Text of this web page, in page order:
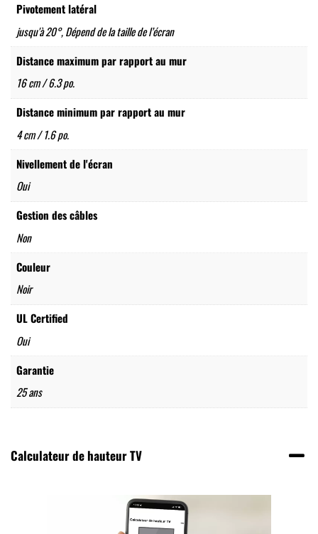
Pivotement latéral
jusqu'à 20°, Dépend de la taille de l’écran
Distance maximum par rapport au mur
16 cm / 6.3 po.
Distance minimum par rapport au mur
4 cm / 1.6 po.
Nivellement de l'écran
Oui
Gestion des câbles
Non
Couleur
Noir
UL Certified
Oui
Garantie
25 ans
Calculateur de hauteur TV